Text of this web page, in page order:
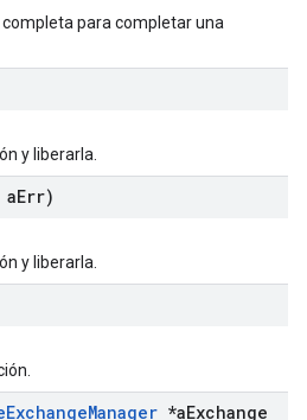
para completar una
y liberarla.
aErr)
y liberarla.
ExchangeManager *aExchange